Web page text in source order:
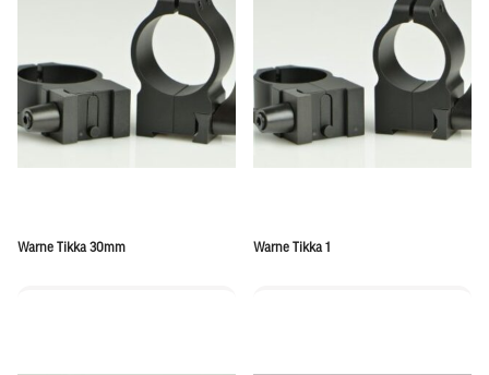
Warne Tikka 30mm Warne Tikka 1